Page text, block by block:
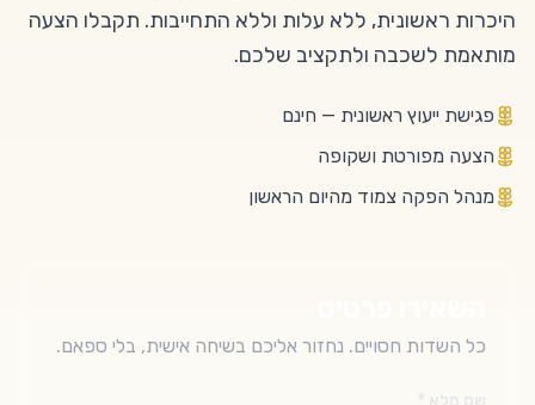
היכרות ראשונית, ללא עלות וללא התחייבות. תקבלו הצעה
מותאמת לשכבה ולתקציב שלכם.
פגישת ייעוץ ראשונית — חינם
הצעה מפורטת ושקופה
מנהל הפקה צמוד מהיום הראשון
כל השדות חסויים. נחזור אליכם בשיחה אישית, בלי ספאם.